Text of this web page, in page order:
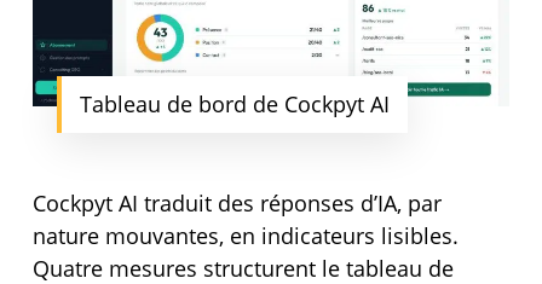
Tableau de bord de Cockpyt AI
Cockpyt AI traduit des réponses d’IA, par
nature mouvantes, en indicateurs lisibles.
Quatre mesures structurent le tableau de